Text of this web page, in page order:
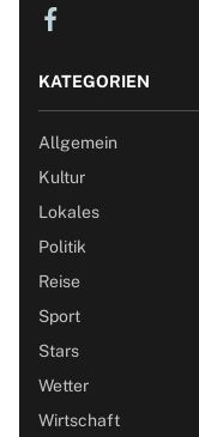
KATEGORIEN
Allgemein
Kultur
Lokales
Politik
Reise
Sport
Stars
Wetter
Wirtschaft